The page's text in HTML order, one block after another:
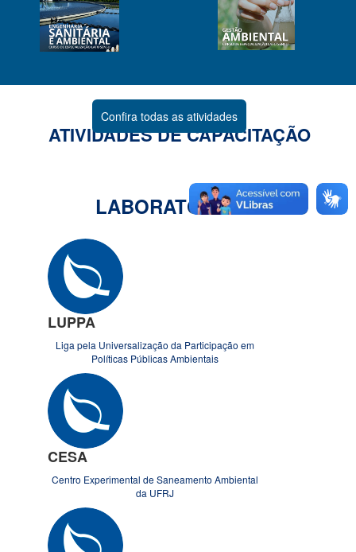
ATIVIDADES DE CAPACITAÇÃO
Confira todas as atividades
LABORATÓRIOS
LUPPA
Liga pela Universalização da Participação em
Políticas Públicas Ambientais
CESA
Centro Experimental de Saneamento Ambiental
da UFRJ